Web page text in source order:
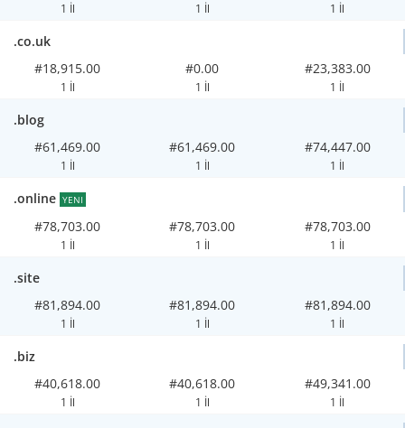
1 İl 1 İl 1 İl
.co.uk
#18,915.00
1 İl
#0.00
1 İl
#23,383.00
1 İl
.blog
#61,469.00
1 İl
#61,469.00
1 İl
#74,447.00
1 İl
.online YENI
#78,703.00
1 İl
#78,703.00
1 İl
#78,703.00
1 İl
.site
#81,894.00
1 İl
#81,894.00
1 İl
#81,894.00
1 İl
.biz
#40,618.00
1 İl
#40,618.00
1 İl
#49,341.00
1 İl